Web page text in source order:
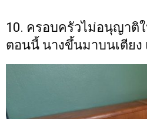
10. ครอบครัวไม่อนุญาติ
ตอนนี้ นางขึ้นมาบนเตียง